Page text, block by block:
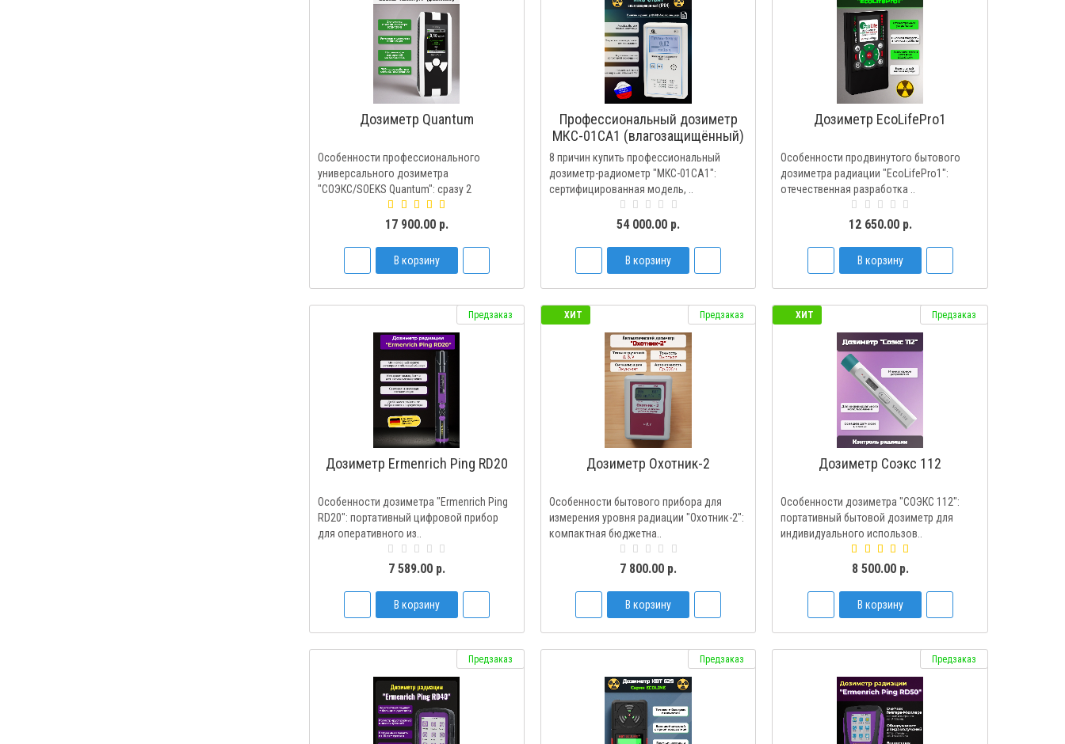
Дозиметр Quantum
Особенности профессионального
универсального дозиметра
"СОЭКС/SOEKS Quantum": сразу 2
17 900.00 р.
В корзину
Профессиональный дозиметр
МКС-01СА1 (влагозащищённый)
(«Альфа» индикация)
8 причин купить профессиональный
дозиметр-радиометр "МКС-01СА1":
сертифицированная модель, ..
54 000.00 р.
В корзину
Дозиметр EcoLifePro1
Особенности продвинутого бытового
дозиметра радиации "EcoLifePro1":
отечественная разработка ..
12 650.00 р.
В корзину
Предзаказ
Дозиметр Ermenrich Ping RD20
Особенности дозиметра "Ermenrich Ping
RD20": портативный цифровой прибор
для оперативного из..
7 589.00 р.
В корзину
ХИТ Предзаказ
Дозиметр Охотник-2
Особенности бытового прибора для
измерения уровня радиации "Охотник-2":
компактная бюджетна..
7 800.00 р.
В корзину
ХИТ Предзаказ
Дозиметр Соэкс 112
Особенности дозиметра "СОЭКС 112":
портативный бытовой дозиметр для
индивидуального использов..
8 500.00 р.
В корзину
Предзаказ Предзаказ Предзаказ